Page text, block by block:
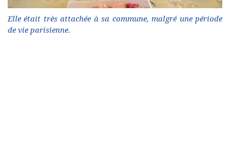
Elle était très attachée à sa commune, malgré une période
de vie parisienne.